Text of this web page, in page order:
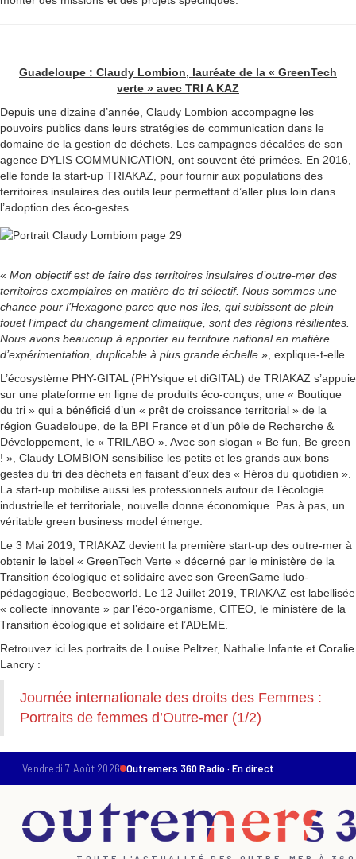
Guadeloupe : Claudy Lombion, lauréate de la « GreenTech
verte » avec TRI A KAZ
Depuis une dizaine d’année, Claudy Lombion accompagne les
pouvoirs publics dans leurs stratégies de communication dans le
domaine de la gestion de déchets. Les campagnes décalées de son
agence DYLIS COMMUNICATION, ont souvent été primées. En 2016,
elle fonde la start-up TRIAKAZ, pour fournir aux populations des
territoires insulaires des outils leur permettant d’aller plus loin dans
l’adoption des éco-gestes.
« Mon objectif est de faire des territoires insulaires d’outre-mer des
territoires exemplaires en matière de tri sélectif. Nous sommes une
chance pour l’Hexagone parce que nos îles, qui subissent de plein
fouet l’impact du changement climatique, sont des régions résilientes.
Nous avons beaucoup à apporter au territoire national en matière
d’expérimentation, duplicable à plus grande échelle », explique-t-elle.
L’écosystème PHY-GITAL (PHYsique et diGITAL) de TRIAKAZ s’appuie
sur une plateforme en ligne de produits éco-conçus, une « Boutique
du tri » qui a bénéficié d’un « prêt de croissance territorial » de la
région Guadeloupe, de la BPI France et d’un pôle de Recherche &
Développement, le « TRILABO ». Avec son slogan « Be fun, Be green
! », Claudy LOMBION sensibilise les petits et les grands aux bons
gestes du tri des déchets en faisant d’eux des « Héros du quotidien ».
La start-up mobilise aussi les professionnels autour de l’écologie
industrielle et territoriale, nouvelle donne économique. Pas à pas, un
véritable green business model émerge.
Le 3 Mai 2019, TRIAKAZ devient la première start-up des outre-mer à
obtenir le label « GreenTech Verte » décerné par le ministère de la
Transition écologique et solidaire avec son GreenGame ludo-
pédagogique, Beebeeworld. Le 12 Juillet 2019, TRIAKAZ est labellisée
« collecte innovante » par l’éco-organisme, CITEO, le ministère de la
Transition écologique et solidaire et l’ADEME.
Retrouvez ici les portraits de Louise Peltzer, Nathalie Infante et Coralie
Lancry :
Journée internationale des droits des Femmes :
Portraits de femmes d’Outre-mer (1/2)